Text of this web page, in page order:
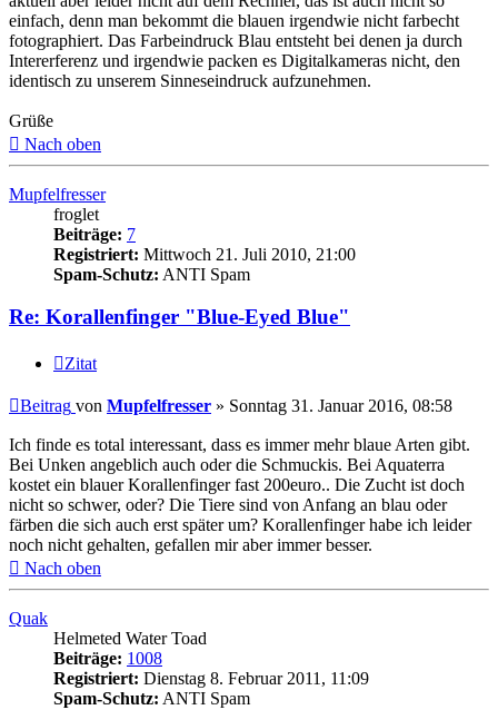
einfach, denn man bekommt die blauen irgendwie nicht farbecht
fotographiert. Das Farbeindruck Blau entsteht bei denen ja durch
Intererferenz und irgendwie packen es Digitalkameras nicht, den
identisch zu unserem Sinneseindruck aufzunehmen.
Grüße
Nach oben
Mupfelfresser
froglet
Beiträge: 7
Registriert: Mittwoch 21. Juli 2010, 21:00
Spam-Schutz: ANTI Spam
Re: Korallenfinger "Blue-Eyed Blue"
Zitat
Beitrag von Mupfelfresser » Sonntag 31. Januar 2016, 08:58
Ich finde es total interessant, dass es immer mehr blaue Arten gibt.
Bei Unken angeblich auch oder die Schmuckis. Bei Aquaterra
kostet ein blauer Korallenfinger fast 200euro.. Die Zucht ist doch
nicht so schwer, oder? Die Tiere sind von Anfang an blau oder
färben die sich auch erst später um? Korallenfinger habe ich leider
noch nicht gehalten, gefallen mir aber immer besser.
Nach oben
Quak
Helmeted Water Toad
Beiträge: 1008
Registriert: Dienstag 8. Februar 2011, 11:09
Spam-Schutz: ANTI Spam